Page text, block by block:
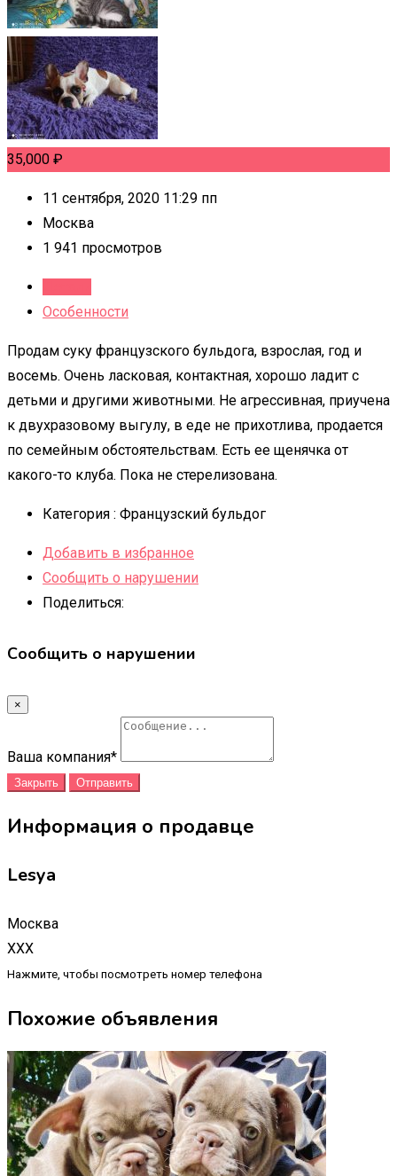
35,000 ₽
11 сентября, 2020 11:29 пп
Москва
1 941 просмотров
Особенности
Продам суку французского бульдога, взрослая, год и
восемь. Очень ласковая, контактная, хорошо ладит с
детьми и другими животными. Не агрессивная, приучена
к двухразовому выгулу, в еде не прихотлива, продается
по семейным обстоятельствам. Есть ее щенячка от
какого-то клуба. Пока не стерелизована.
Категория : Французский бульдог
Добавить в избранное
Сообщить о нарушении
Поделиться:
Сообщить о нарушении
×
Ваша компания*
Закрыть Отправить
Информация о продавце
Lesya
Москва
XXX
Нажмите, чтобы посмотреть номер телефона
Похожие объявления